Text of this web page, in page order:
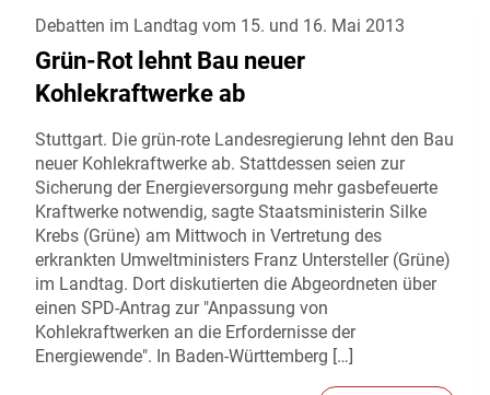
Debatten im Landtag vom 15. und 16. Mai 2013
Grün-Rot lehnt Bau neuer
Kohlekraftwerke ab
Stuttgart. Die grün-rote Landesregierung lehnt den Bau
neuer Kohlekraftwerke ab. Stattdessen seien zur
Sicherung der Energieversorgung mehr gasbefeuerte
Kraftwerke notwendig, sagte Staatsministerin Silke
Krebs (Grüne) am Mittwoch in Vertretung des
erkrankten Umweltministers Franz Untersteller (Grüne)
im Landtag. Dort diskutierten die Abgeordneten über
einen SPD-Antrag zur "Anpassung von
Kohlekraftwerken an die Erfordernisse der
Energiewende". In Baden-Württemberg […]